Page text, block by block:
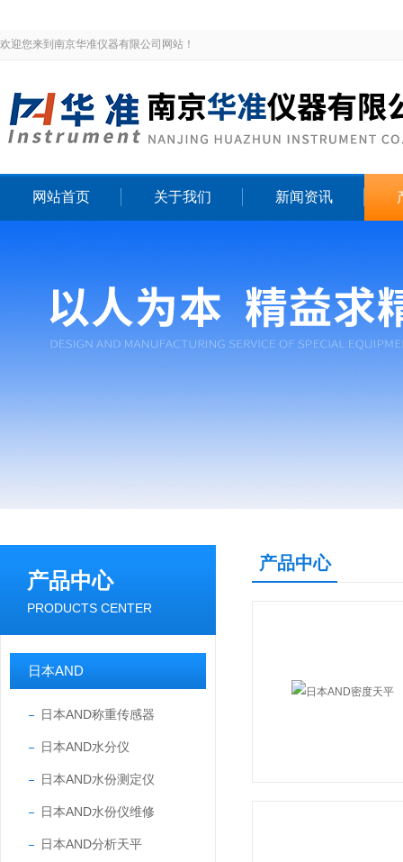
欢迎您来到南京华准仪器有限公司网站！
网站首页 关于我们 新闻资讯
产品中心
PRODUCTS CENTER
日本AND
日本AND称重传感器
日本AND水分仪
日本AND水份测定仪
日本AND水份仪维修
日本AND分析天平
产品中心